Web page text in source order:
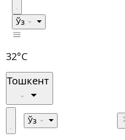
Ўз
32°C
Тошкент
Ўз